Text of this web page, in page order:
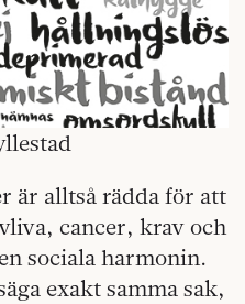
är alltså rädda för att
cancer, krav och
sociala harmonin.
exakt samma sak,